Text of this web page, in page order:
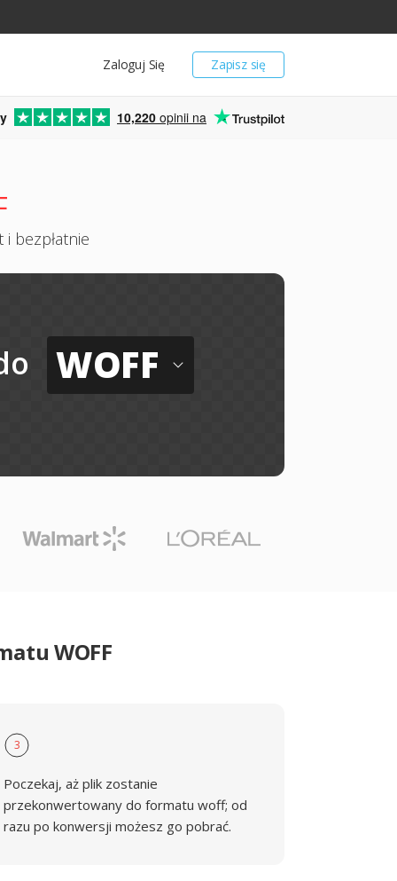
Zapisz się
Zaloguj Się
10,220 opinii na
bezpłatnie
WOFF
WOFF
3
Poczekaj, aż plik zostanie
przekonwertowany do formatu woff; od
razu po konwersji możesz go pobrać.